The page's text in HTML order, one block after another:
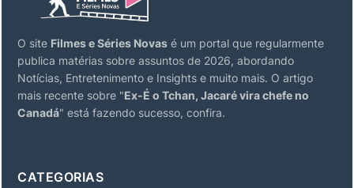
O site Filmes e Séries Novas é um portal que regularmente
publica matérias sobre assuntos de 2026, abordando
Notícias, Entretenimento e Insights e muito mais. O artigo
mais recente sobre "Ex-É o Tchan, Jacaré vira chefe no
Canadá" está fazendo sucesso, confira.
CATEGORIAS